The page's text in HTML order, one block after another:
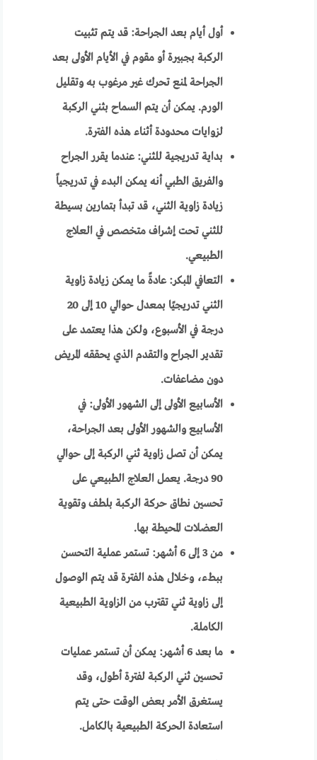
أول أيام بعد الجراحة: قد يتم تثبيت
الركبة بجبيرة أو مقوم في الأيام الأولى بعد
الجراحة لمنع تحرك غير مرغوب به وتقليل
الورم. يمكن أن يتم السماح بثني الركبة
لزوايات محدودة أثناء هذه الفترة.
بداية تدريجية للثني: عندما يقرر الجراح
والفريق الطبي أنه يمكن البدء في تدريجياً
زيادة زاوية الثني، قد تبدأ بتمارين بسيطة
للثني تحت إشراف متخصص في العلاج
الطبيعي.
التعافي المبكر: عادةً ما يمكن زيادة زاوية
الثني تدريجيًا بمعدل حوالي 10 إلى 20
درجة في الأسبوع، ولكن هذا يعتمد على
تقدير الجراح والتقدم الذي يحققه المريض
دون مضاعفات.
الأسابيع الأولى إلى الشهور الأولى: في
الأسابيع والشهور الأولى بعد الجراحة،
يمكن أن تصل زاوية ثني الركبة إلى حوالي
90 درجة. يعمل العلاج الطبيعي على
تحسين نطاق حركة الركبة بلطف وتقوية
العضلات المحيطة بها.
من 3 إلى 6 أشهر: تستمر عملية التحسن
ببطء، وخلال هذه الفترة قد يتم الوصول
إلى زاوية ثني تقترب من الزاوية الطبيعية
الكاملة.
ما بعد 6 أشهر: يمكن أن تستمر عمليات
تحسين ثني الركبة لفترة أطول، وقد
يستغرق الأمر بعض الوقت حتى يتم
استعادة الحركة الطبيعية بالكامل.